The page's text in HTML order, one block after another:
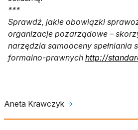
***
Sprawdź, jakie obowiązki
organizacje pozarządowe –
narzędzia samooceny spełniania
formalno-prawnych http://
Aneta Krawczyk 🡢